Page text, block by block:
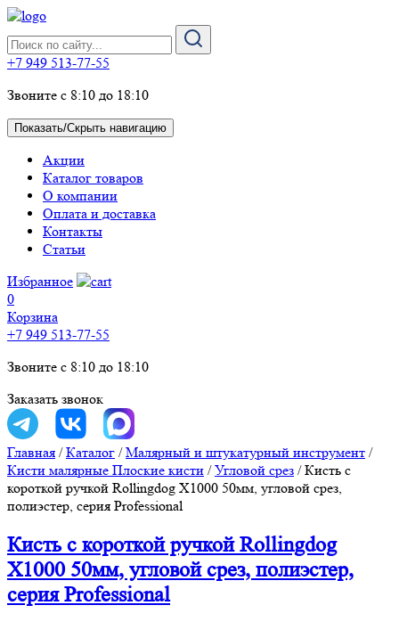
+7 949 513-77-55
Звоните с 8:10 до 18:10
Показать/Скрыть навигацию
Акции
Каталог товаров
О компании
Оплата и доставка
Контакты
Статьи
Избранное
0
Корзина
+7 949 513-77-55
Звоните с 8:10 до 18:10
Заказать звонок
Главная /Каталог /Малярный и штукатурный инструмент /
Кисти малярные Плоские кисти /Угловой срез /Кисть с
короткой ручкой Rollingdog X1000 50мм, угловой срез,
полиэстер, серия Professional
Кисть с короткой ручкой Rollingdog
X1000 50мм, угловой срез, полиэстер,
серия Professional